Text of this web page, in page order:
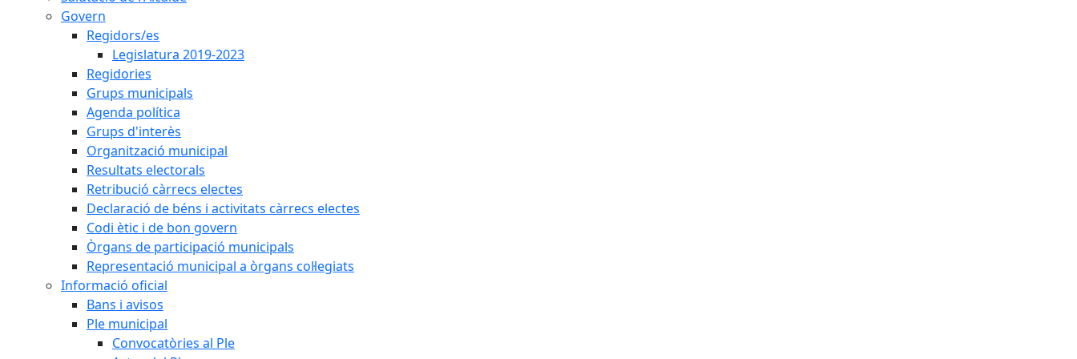
Govern
Regidors/es
Legislatura 2019-2023
Regidories
Grups municipals
Agenda política
Grups d'interès
Organització municipal
Resultats electorals
Retribució càrrecs electes
Declaració de béns i activitats càrrecs electes
Codi ètic i de bon govern
Òrgans de participació municipals
Representació municipal a òrgans col·legiats
Informació oficial
Bans i avisos
Ple municipal
Convocatòries al Ple